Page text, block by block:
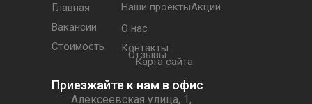
Алексеевская улица, 1,
Главная
Вакансии
Стоимость
Наши проектыАкции
О нас
Контакты
Приезжайте к нам в офис
Отзывы
Карта сайта